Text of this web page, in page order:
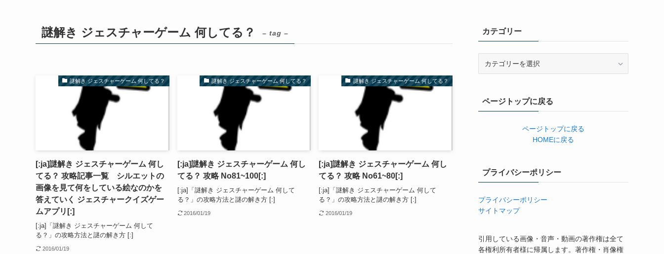
謎解き ジェスチャーゲーム 何してる？ – tag –
謎解き ジェスチャーゲーム 何してる？
[:ja]謎解き ジェスチャーゲーム 何し
てる？ 攻略記事一覧 シルエットの
画像を見て何をしている絵なのかを
答えていく ジェスチャークイズゲー
ムアプリ[:]
[:ja]「謎解き ジェスチャーゲーム 何して
る？」の攻略方法と謎の解き方 [:]
2016/01/19
謎解き ジェスチャーゲーム 何してる？
[:ja]謎解き ジェスチャーゲーム 何し
てる？ 攻略 No81~100[:]
[:ja]「謎解き ジェスチャーゲーム 何して
る？」の攻略方法と謎の解き方 [:]
2016/01/19
謎解き ジェスチャーゲーム 何してる？
[:ja]謎解き ジェスチャーゲーム 何し
てる？ 攻略 No61~80[:]
[:ja]「謎解き ジェスチャーゲーム 何して
る？」の攻略方法と謎の解き方 [:]
2016/01/19
カテゴリー
ーページトップに戻る
ページトップに戻る
HOMEに戻る
プライバシーポリシー
プライバシーポリシー
サイトマップ
引用している画像・音声・動画の著作権は全て
各権利所有者様に帰属します。著作権・肖像権